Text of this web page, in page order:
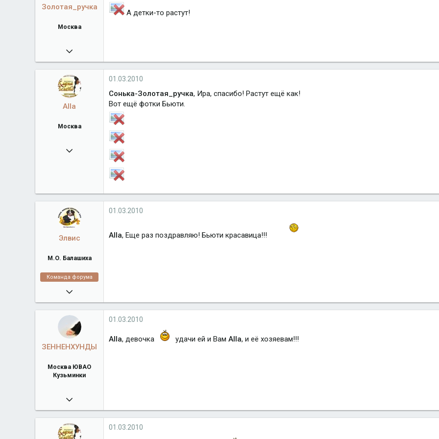
Золотая_ручка
Москва
24.05.2009
2 347
Москва
А детки-то растут!
Alla
Москва
23.11.2009
01.03.2010
Сонька-Золотая_ручка, Ира, спасибо! Растут ещё как!
Вот ещё фотки Бьюти.
Элвис
М.О. Балашиха
Команда форума
16.02.2008
38 918
Город
01.03.2010
Alla, Еще раз поздравляю! Бьюти красавица!!!
ЗЕННЕНХУНДЫ
Москва ЮВАО
Кузьминки
17.03.2009
4 498
01.03.2010
Alla, девочка удачи ей и Вам Alla, и её хозяевам!!!
01.03.2010